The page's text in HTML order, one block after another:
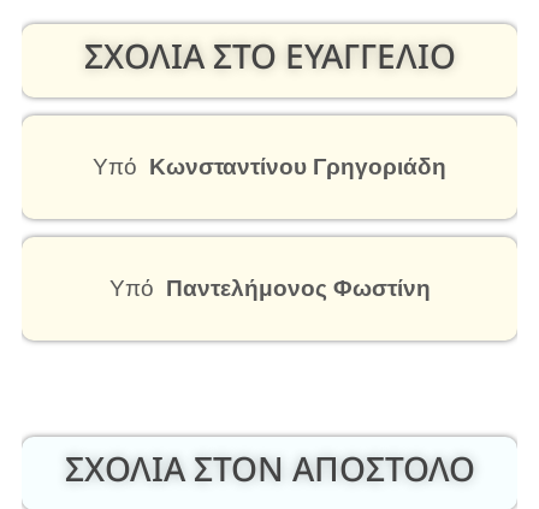
ΣΧΟΛΙΑ ΣΤΟ ΕΥΑΓΓΕΛΙΟ
Υπό Κωνσταντίνου Γρηγοριάδη
Υπό Παντελήμονος Φωστίνη
ΣΧΟΛΙΑ ΣΤΟΝ ΑΠΟΣΤΟΛΟ